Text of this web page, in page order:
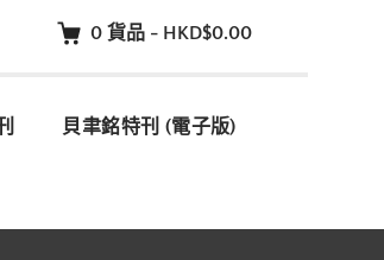
0 貨品 - HKD$0.00
貝聿銘特刊 (電子版)